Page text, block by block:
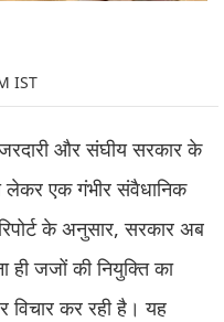
IST
और संघीय सरकार के
लेकर एक गंभीर संवैधानिक
के अनुसार, सरकार अब
ही जजों की नियुक्ति का
विचार कर रही है। यह